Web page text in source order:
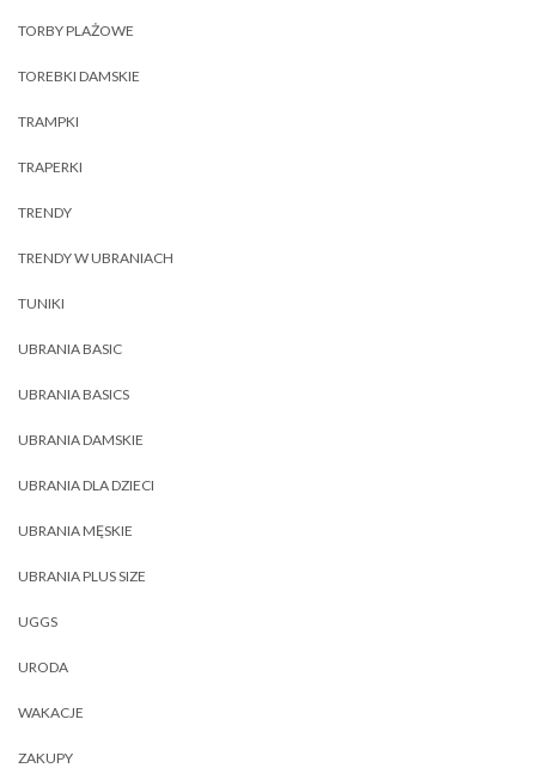
TORBY PLAŻOWE
TOREBKI DAMSKIE
TRAMPKI
TRAPERKI
TRENDY
TRENDY W UBRANIACH
TUNIKI
UBRANIA BASIC
UBRANIA BASICS
UBRANIA DAMSKIE
UBRANIA DLA DZIECI
UBRANIA MĘSKIE
UBRANIA PLUS SIZE
UGGS
URODA
WAKACJE
ZAKUPY